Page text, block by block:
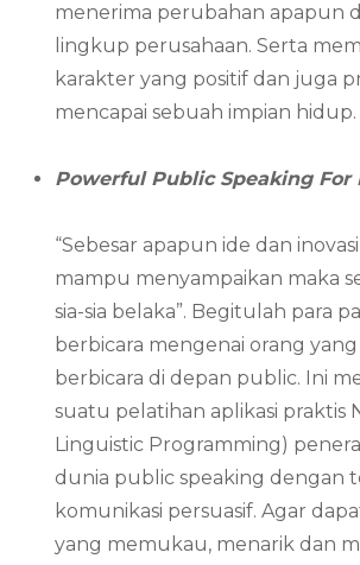
menerima perubahan apapun
lingkup perusahaan. Serta
karakter yang positif dan juga
mencapai sebuah impian hidup.
Powerful Public Speaking For
“Sebesar apapun ide dan
mampu menyampaikan maka
sia-sia belaka”. Begitulah para
berbicara mengenai orang
berbicara di depan public. Ini
suatu pelatihan aplikasi praktis
Linguistic Programming)
dunia public speaking dengan
komunikasi persuasif. Agar
yang memukau, menarik dan